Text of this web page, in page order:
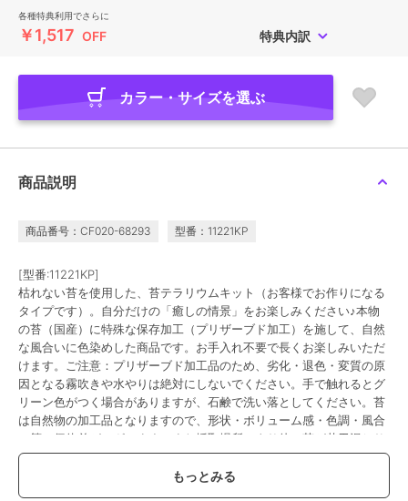
各種特典利用でさらに
￥1,517 OFF 特典内訳
カラー・サイズを選ぶ
商品説明
商品番号：CF020-68293 型番：11221KP
[型番:11221KP]
枯れない苔を使用した、苔テラリウムキット（お客様でお作りになる
タイプです）。自分だけの「癒しの情景」をお楽しみください♪本物
の苔（国産）に特殊な保存加工（プリザーブド加工）を施して、自然
な風合いに色染めした商品です。お手入れ不要で長くお楽しみいただ
けます。ご注意：プリザーブド加工品のため、劣化・退色・変質の原
因となる霧吹きや水やりは絶対にしないでください。手で触れるとグ
リーン色がつく場合がありますが、石鹸で洗い落としてください。苔
は自然物の加工品となりますので、形状・ボリューム感・色調・風合
い等の個体差がございます。また採取場所により他の苔が若干混じり
合う場合もあります。苔には、土・木片・枯葉・小石・埃等の付着・
混入がございます。染料が表面から滲む場合があります。衣類・家
具・壁紙等に色移りする恐れがありますので、ご使用の際には充分ご